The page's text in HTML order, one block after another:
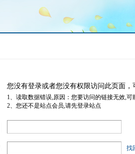
您没有登录或者您没有权限访问此页面
1、读取数据错误,原因：您要访问的链接无效,
2、您还不是站点会员,请先登录站点
找